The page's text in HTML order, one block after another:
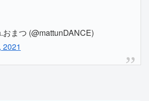
まつ (@mattunDANCE)